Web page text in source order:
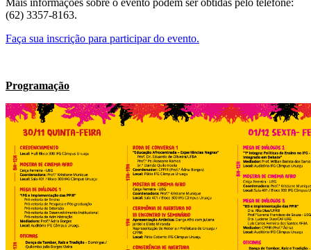
Mais informações sobre o evento podem ser obtidas pelo telefone:
(62) 3357-8163.
Faça sua inscrição para participar do evento.
Programação